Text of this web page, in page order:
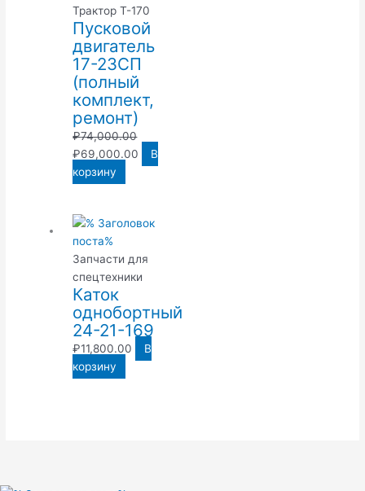
Трактор Т-170
Пусковой
двигатель
17-23СП
(полный
комплект,
ремонт)
₽74,000.00
₽69,000.00
В
корзину
Запчасти для
спецтехники
Каток
однобортный
24-21-169
₽11,800.00
В
корзину